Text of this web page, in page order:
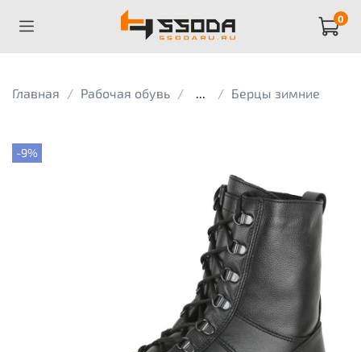
0
Главная Рабочая обувь ... Берцы зимние
-9%